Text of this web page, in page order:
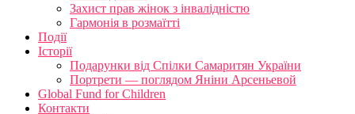
Захист прав жінок з інвалідністю
Гармонія в розмаїтті
Події
Історії
Подарунки від Спілки Самаритян України
Портрети — поглядом Яніни Арсеньевой
Global Fund for Children
Контакти